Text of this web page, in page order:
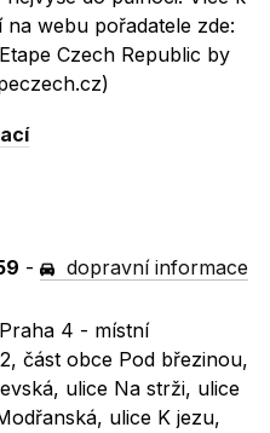
webu pořadatele zde:
Czech Republic by
-
dopravní informace
4 - místní
část obce Pod březinou,
ulice Na strži, ulice
ulice K jezu,